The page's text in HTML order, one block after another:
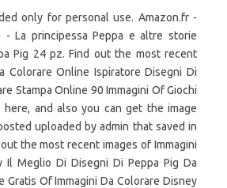
only for personal use. Amazon.fr -
- La principessa Peppa e altre storie
Pig 24 pz. Find out the most recent
Colorare Online Ispiratore Disegni Di
Stampa Online 90 Immagini Of Giochi
here, and also you can get the image
uploaded by admin that saved in
the most recent images of Immagini
Il Meglio Di Disegni Di Peppa Pig Da
Gratis Of Immagini Da Colorare Disney